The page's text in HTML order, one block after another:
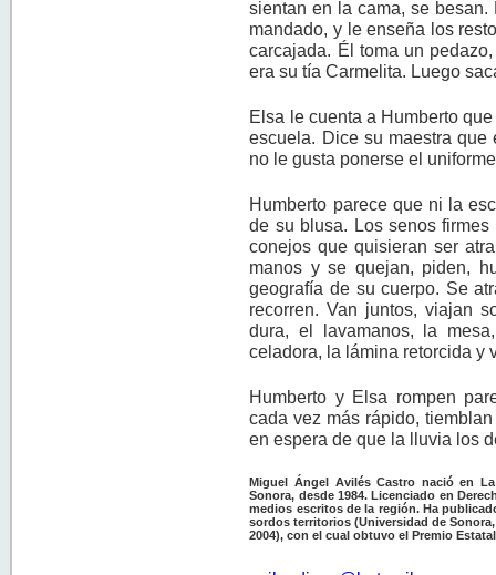
sientan en la cama, se
mandado, y le enseña los
carcajada. Él toma un
era su tía Carmelita. Luego
Elsa le cuenta a Humberto
escuela. Dice su maestra
no le gusta ponerse el
Humberto parece que ni la
de su blusa. Los senos
conejos que quisieran ser
manos y se quejan, piden,
geografía de su cuerpo. Se
recorren. Van juntos, viajan
dura, el lavamanos, la
celadora, la lámina retorcida y
Humberto y Elsa rompen
cada vez más rápido,
en espera de que la lluvia los
Miguel Ángel Avilés Castro nació en
Sonora, desde 1984. Licenciado en
medios escritos de la región. Ha
sordos territorios (Universidad de
2004), con el cual obtuvo el Premio